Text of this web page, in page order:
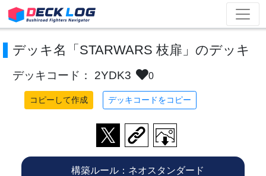
デッキ名「STARWARS 枝扉」のデッキ
デッキコード： 2YDK3 0
コピーして作成 デッキコードをコピー
構築ルール：ネオスタンダード